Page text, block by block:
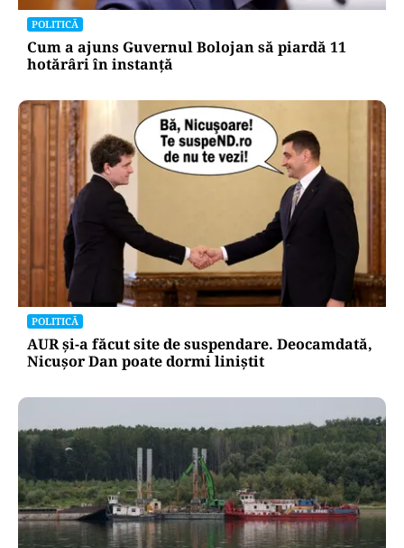
„persoana care are relații asemănătoare
acelora dintre soți”.
POLITICĂ
Cum a ajuns Guvernul Bolojan să piardă 11
hotărâri în instanță